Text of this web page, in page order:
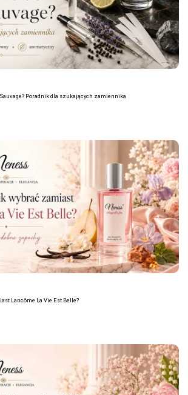
Poradnik dla szukających zamiennika
Lancôme La Vie Est Belle?